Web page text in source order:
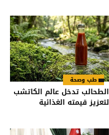
طب وصحة
الطحالب تدخل عالم الكاتشب
لتعزيز قيمته الغذائية